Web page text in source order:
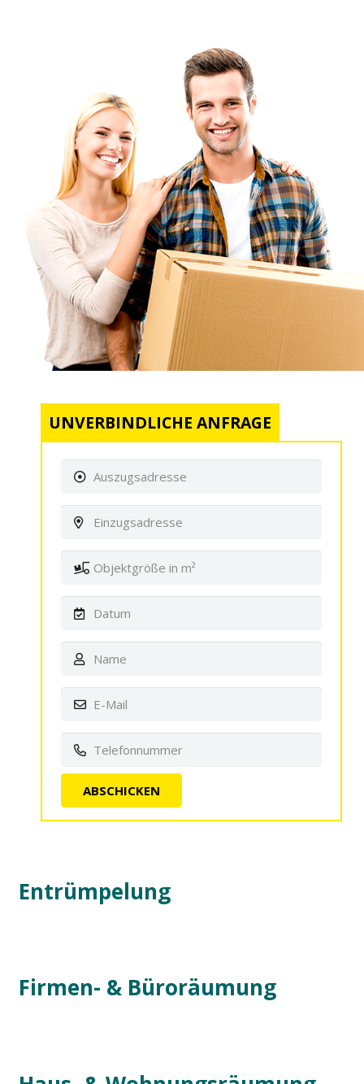
UNVERBINDLICHE ANFRAGE
Entrümpelung
Firmen- & Büroräumung